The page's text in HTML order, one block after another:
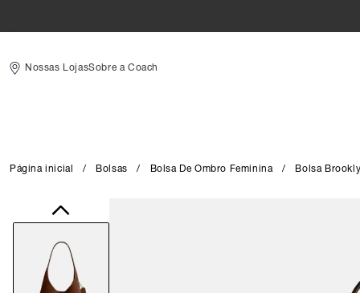
Nossas LojasSobre a Coach
Página inicial / Bolsas / Bolsa De Ombro Feminina / Bolsa